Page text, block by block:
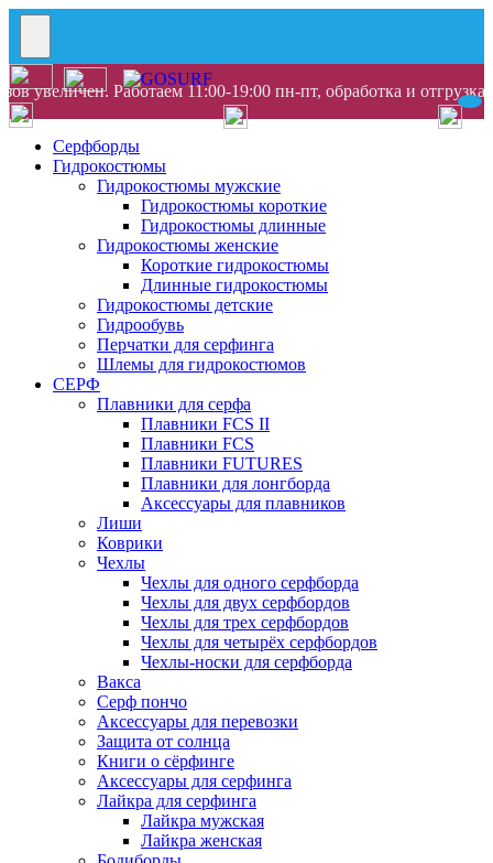
увеличен. Работаем 11:00-19:00 пн-пт, обработка и
Серфборды
Гидрокостюмы
Гидрокостюмы мужские
Гидрокостюмы короткие
Гидрокостюмы длинные
Гидрокостюмы женские
Короткие гидрокостюмы
Длинные гидрокостюмы
Гидрокостюмы детские
Гидрообувь
Перчатки для серфинга
Шлемы для гидрокостюмов
СЕРФ
Плавники для серфа
Плавники FCS II
Плавники FCS
Плавники FUTURES
Плавники для лонгборда
Аксессуары для плавников
Лиши
Коврики
Чехлы
Чехлы для одного серфборда
Чехлы для двух серфбордов
Чехлы для трех серфбордов
Чехлы для четырёх серфбордов
Чехлы-носки для серфборда
Вакса
Серф пончо
Аксессуары для перевозки
Защита от солнца
Книги о сёрфинге
Аксессуары для серфинга
Лайкра для серфинга
Лайкра мужская
Лайкра женская